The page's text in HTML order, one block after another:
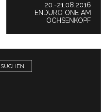
NEXT
POST:
20.-21.08.2016
ENDURO ONE AM
OCHSENKOPF